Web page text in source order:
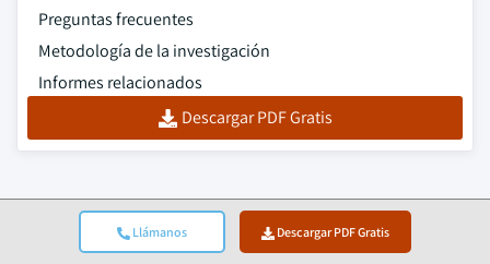
Llámanos Descargar PDF Gratis
Preguntas frecuentes
Metodología de la investigación
Informes relacionados
Descargar PDF Gratis